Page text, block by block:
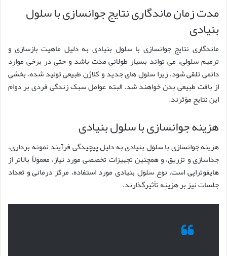
مدت زمان ماندگاری نتایج جوانسازی با سلول
بنیادی
ماندگاری نتایج جوانسازی با سلول بنیادی به دلیل ماهیت بازسازی و
ترمیم سلولی، می تواند بسیار طولانی مدت باشد و حتی در برخی موارد
دائمی تلقی شود، زیرا سلول های جدید و کلاژن طبیعی تولید شده، بخشی
از بافت طبیعی بدن خواهند شد. البته عوامل سبک زندگی فردی بر دوام
این نتایج مؤثرند.
هزینه جوانسازی با سلول بنیادی
هزینه جوانسازی با سلول بنیادی به دلیل پیچیدگی فرآیند نمونه برداری،
جداسازی و تزریق، و همچنین تجهیزات تخصصی مورد نیاز، معمولاً بالاتر از
هایفوتراپی است. نوع سلول بنیادی مورد استفاده، مرکز درمانی و تعداد
جلسات نیز بر هزینه تأثیرگذارند.